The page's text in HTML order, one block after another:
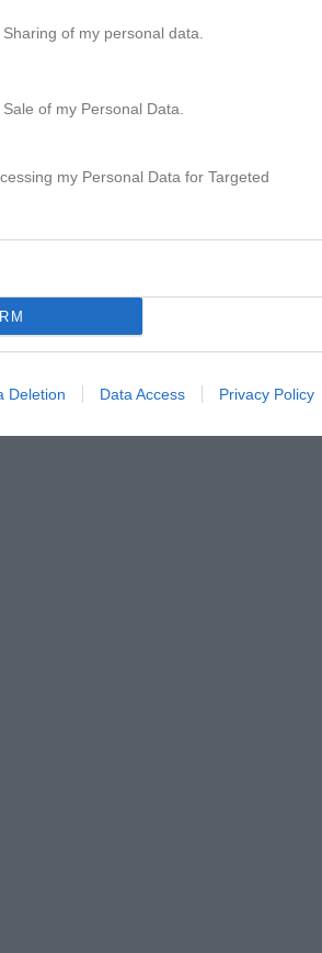
of my personal data.
of my Personal Data.
my Personal Data for Targeted
Deletion Data Access Privacy Policy
oder sonst was.
das alles hinter mir lassen. Ich
Ich mag es nicht, dass mich
nur seine Freunde.